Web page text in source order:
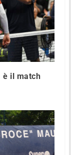
è il match